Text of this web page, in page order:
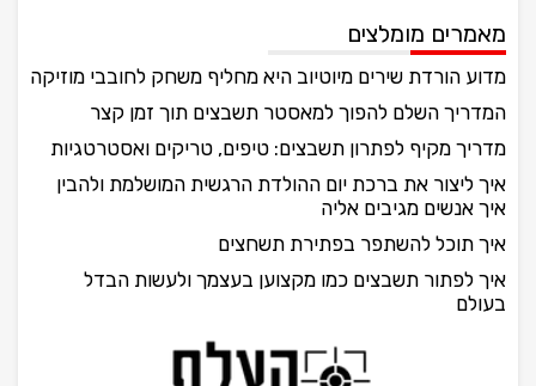
מאמרים מומלצים
מדוע הורדת שירים מיוטיוב היא מחליף משחק לחובבי מוזיקה
המדריך השלם להפוך למאסטר תשבצים תוך זמן קצר
מדריך מקיף לפתרון תשבצים: טיפים, טריקים ואסטרטגיות
איך ליצור את ברכת יום ההולדת הרגשית המושלמת ולהבין
איך אנשים מגיבים אליה
איך תוכל להשתפר בפתירת תשחצים
איך לפתור תשבצים כמו מקצוען בעצמך ולעשות הבדל
בעולם